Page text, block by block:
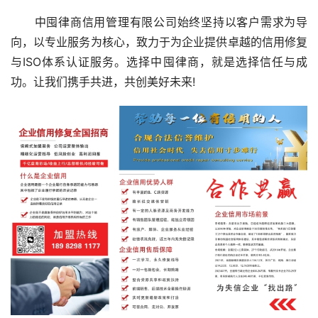
中囤律商信用管理有限公司始终坚持以客户需求为导
向，以专业服务为核心，致力于为企业提供卓越的信用修复
与ISO体系认证服务。选择中囤律商，就是选择信任与成
功。让我们携手共进，共创美好未来!